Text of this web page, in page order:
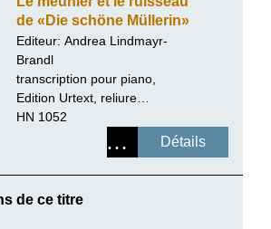
de «Die schöne Müllerin»
D 795
Editeur: Andrea Lindmayr-
Brandl
transcription pour piano,
Edition Urtext, reliure
paperback
HN 1052
Détails
de ce titre